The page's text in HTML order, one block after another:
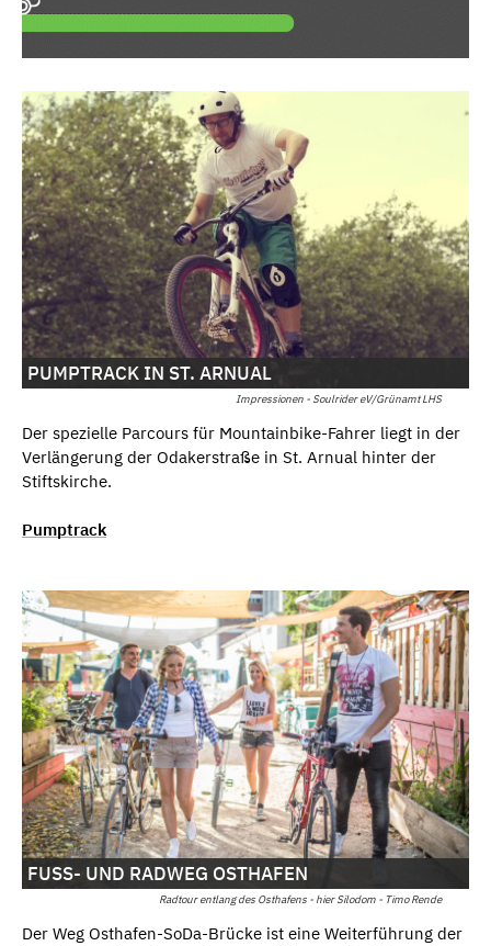
Impressionen - Soulrider eV/Grünamt LHS
PUMPTRACK IN ST. ARNUAL
Der spezielle Parcours für Mountainbike-Fahrer liegt in der
Verlängerung der Odakerstraße in St. Arnual hinter der
Stiftskirche.
Pumptrack
Radtour entlang des Osthafens - hier Silodom - Timo Rende
FUSS- UND RADWEG OSTHAFEN
Der Weg Osthafen-SoDa-Brücke ist eine Weiterführung der